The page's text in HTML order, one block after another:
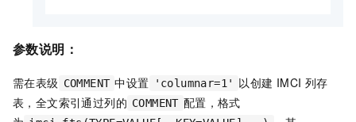
参数说明：
需在表级 COMMENT 中设置 'columnar=1'
以创建 IMCI 列存
表，全文索引通过列的 COMMENT 配置，格式